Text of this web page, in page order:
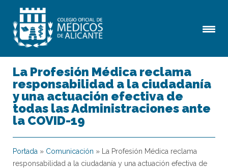
La Profesión Médica reclama
responsabilidad a la ciudadanía
y una actuación efectiva de
todas las Administraciones ante
la COVID-19
Portada » Comunicación »
La Profesión Médica reclama
responsabilidad a la ciudadanía y una actuación efectiva de